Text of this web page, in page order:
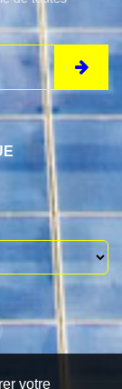
votre